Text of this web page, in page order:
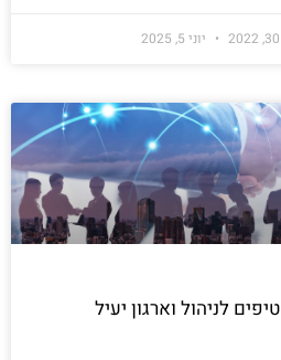
יוני 5, 2025
עושים סדר בעסק: 10 טיפים לניהול וארגון יעיל